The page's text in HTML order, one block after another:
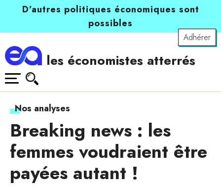
D’autres politiques économiques sont
possibles
Adhérer
les économistes atterrés
Nos analyses
Breaking news : les
femmes voudraient être
payées autant !